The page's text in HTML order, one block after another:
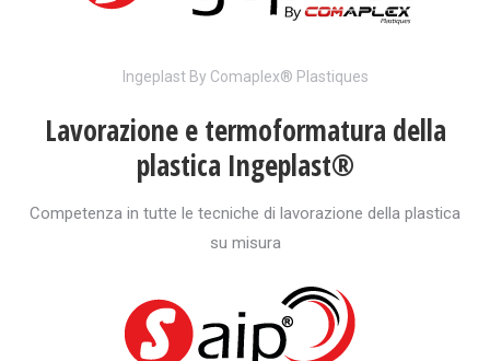
Ingeplast By Comaplex® Plastiques
Lavorazione e termoformatura della
plastica Ingeplast®
Competenza in tutte le tecniche di lavorazione della plastica
su misura